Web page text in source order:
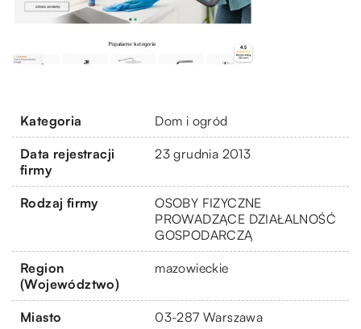
Kategoria Dom i ogród
Data rejestracji
firmy
23 grudnia 2013
Rodzaj firmy
OSOBY FIZYCZNE
PROWADZĄCE DZIAŁALNOŚĆ
GOSPODARCZĄ
Region
(Województwo)
mazowieckie
Miasto 03-287 Warszawa